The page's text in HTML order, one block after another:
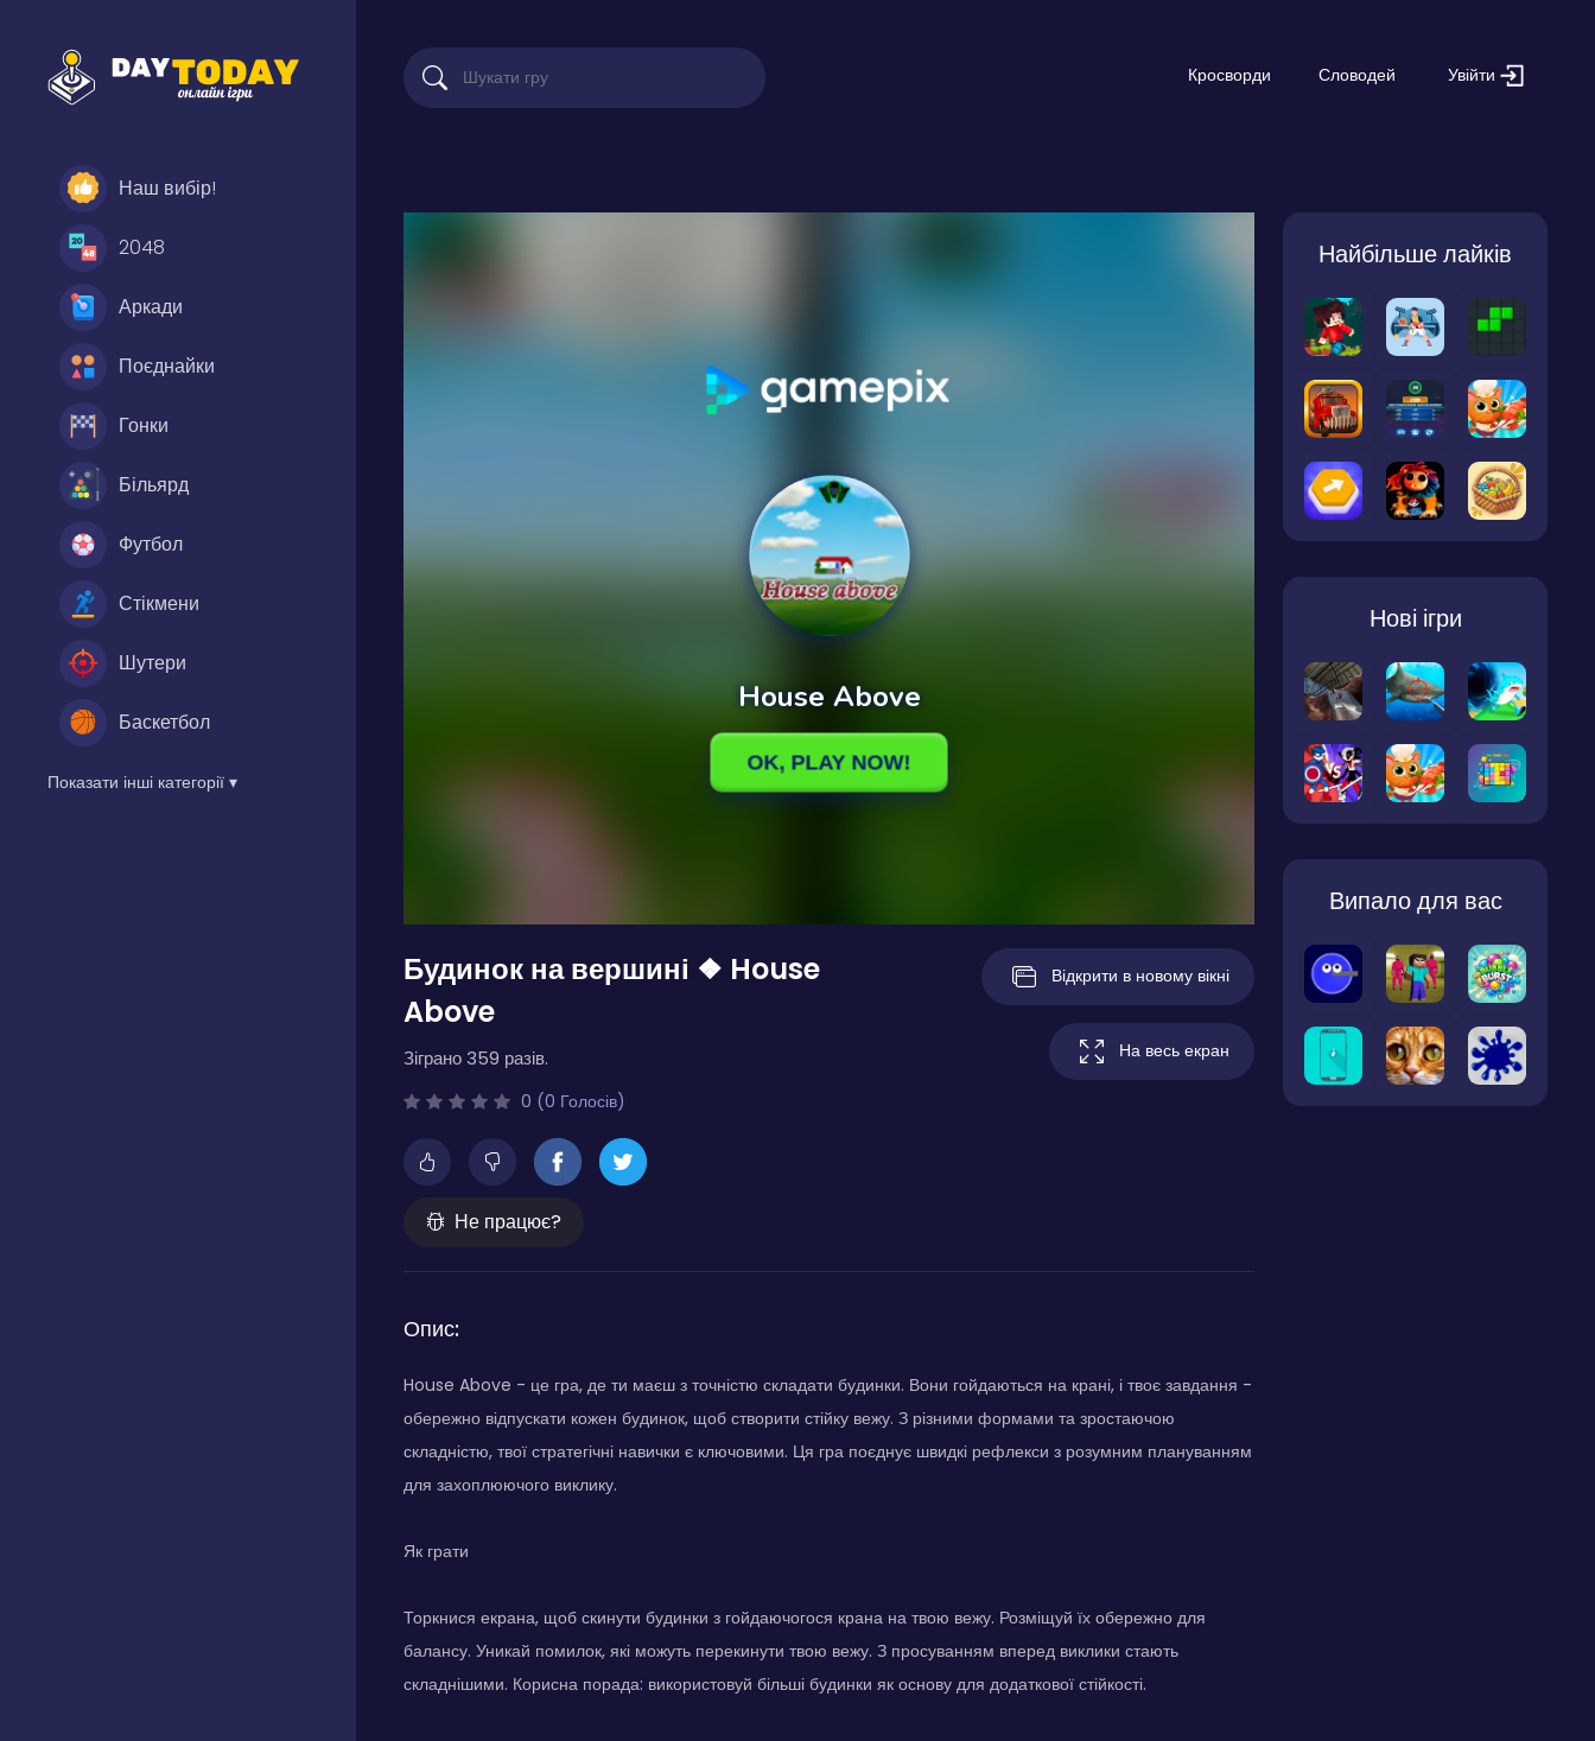
Наш вибір!
2048
Аркади
Поєднайки
Гонки
Більярд
Футбол
Стікмени
Шутери
Баскетбол
Показати інші категорії ▾
Кросворди Словодей Увійти
Будинок на вершині ❖ House
Above
Зіграно 359 разів.
0 (0 Голосів)
Не працює?
Відкрити в новому вікні
На весь екран
Опис:
House Above - це гра, де ти маєш з точністю складати будинки. Вони гойдаються на крані, і твоє завдання -
обережно відпускати кожен будинок, щоб створити стійку вежу. З різними формами та зростаючою
складністю, твої стратегічні навички є ключовими. Ця гра поєднує швидкі рефлекси з розумним плануванням
для захоплюючого виклику.
Як грати
Торкнися екрана, щоб скинути будинки з гойдаючогося крана на твою вежу. Розміщуй їх обережно для
балансу. Уникай помилок, які можуть перекинути твою вежу. З просуванням вперед виклики стають
складнішими. Корисна порада: використовуй більші будинки як основу для додаткової стійкості.
Найбільше лайків
Нові ігри
Випало для вас